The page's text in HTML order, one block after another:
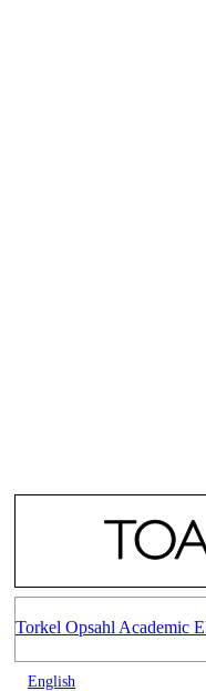
Torkel Opsahl Academic
English